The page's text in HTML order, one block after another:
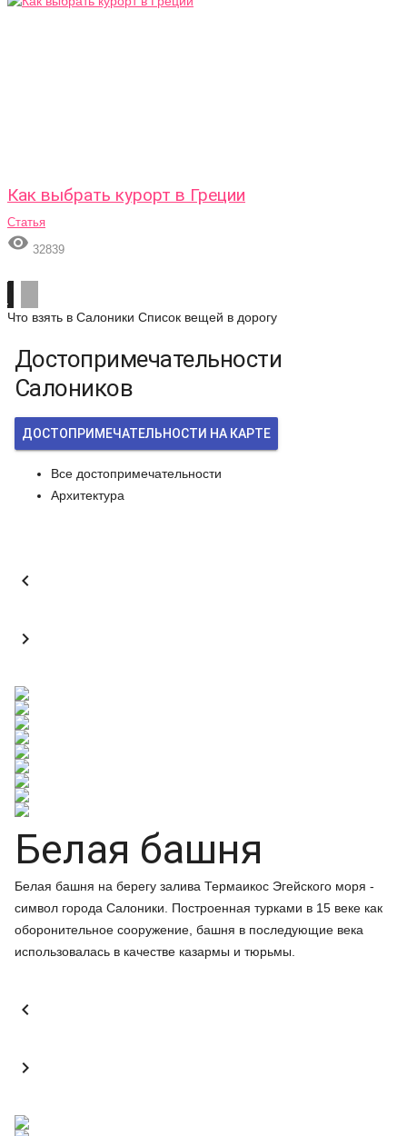
Как выбрать курорт в Греции
Статья
 32839
Что взять в Салоники Список вещей в дорогу
Достопримечательности
Салоников
ДОСТОПРИМЕЧАТЕЛЬНОСТИ НА КАРТЕ
Все достопримечательности
Архитектура


Белая башня
Белая башня на берегу залива Термаикос Эгейского моря -
символ города Салоники. Построенная турками в 15 веке как
оборонительное сооружение, башня в последующие века
использовалась в качестве казармы и тюрьмы.

